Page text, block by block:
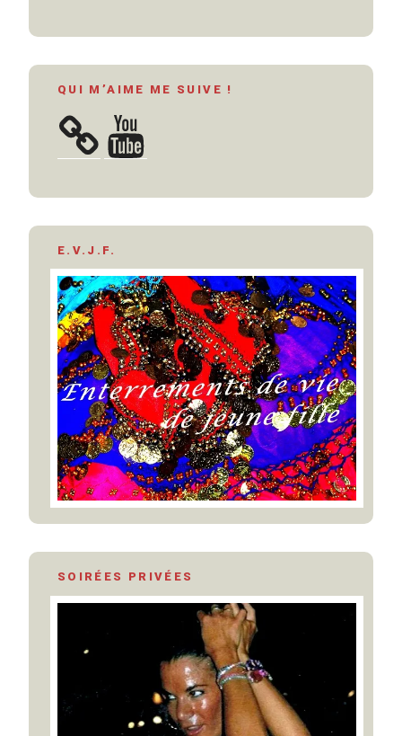
QUI M’AIME ME SUIVE !
YouTube
E.V.J.F.
SOIRÉES PRIVÉES